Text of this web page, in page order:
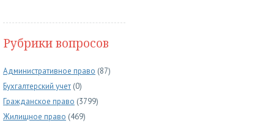
Рубрики вопросов
Административное право (87)
Бухгалтерский учет (0)
Гражданское право (3799)
Жилищное право (469)